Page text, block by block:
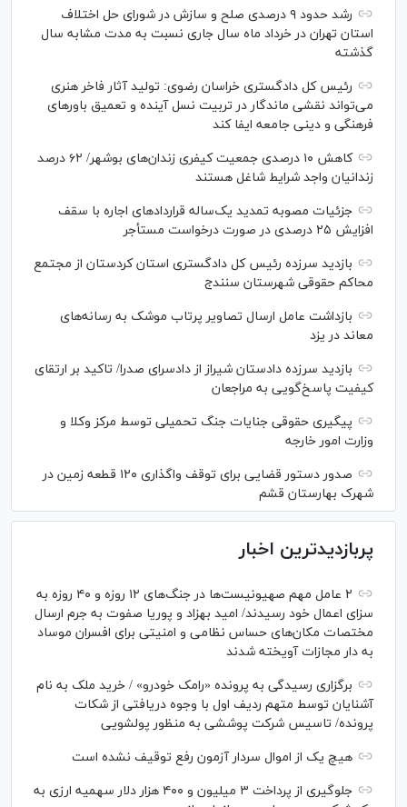
رشد حدود ۹ درصدی صلح و سازش در شورای حل اختلاف
استان تهران در خرداد ماه سال جاری نسبت به مدت مشابه سال
گذشته
رئیس کل دادگستری خراسان رضوی: تولید آثار فاخر هنری
می‌تواند نقشی ماندگار در تربیت نسل آینده و تعمیق باور‌های
فرهنگی و دینی جامعه ایفا کند
کاهش ۱۰ درصدی جمعیت کیفری زندان‌های بوشهر/ ۶۲ درصد
زندانیان واجد شرایط شاغل هستند
جزئیات مصوبه تمدید یک‌ساله قرارداد‌های اجاره با سقف
افزایش ۲۵ درصدی در صورت درخواست مستأجر
بازدید سرزده رئیس کل دادگستری استان کردستان از مجتمع
محاکم حقوقی شهرستان سنندج
بازداشت عامل ارسال تصاویر پرتاب موشک به رسانه‌های
معاند در یزد
بازدید سرزده دادستان شیراز از دادسرای صدرا/ تاکید بر ارتقای
کیفیت پاسخ‌گویی به مراجعان
پیگیری حقوقی جنایات جنگ تحمیلی توسط مرکز وکلا و
وزارت امور خارجه
صدور دستور قضایی برای توقف واگذاری ۱۲۰ قطعه زمین در
شهرک بهارستان قشم
پربازدیدترین اخبار
۲ عامل مهم صهیونیست‌ها در جنگ‌های ۱۲ روزه و ۴۰ روزه به
سزای اعمال خود رسیدند/ امید بهزاد و پوریا صفوت به جرم ارسال
مختصات مکان‌های حساس نظامی و امنیتی برای افسران موساد
به دار مجازات آویخته شدند
برگزاری رسیدگی به پرونده «رامک خودرو» / خرید ملک به نام
آشنایان توسط متهم ردیف اول با وجوه دریافتی از شکات
پرونده/ تاسیس شرکت پوششی به منظور پولشویی
هیچ یک از اموال سردار آزمون رفع توقیف نشده است
جلوگیری از پرداخت ۳ میلیون و ۴۰۰ هزار دلار سهمیه ارزی به